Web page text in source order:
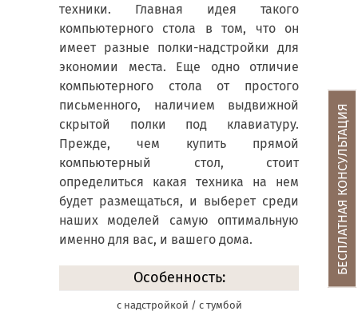
техники. Главная идея такого
компьютерного стола в том, что он
имеет разные полки-надстройки для
экономии места. Еще одно отличие
компьютерного стола от простого
письменного, наличием выдвижной
скрытой полки под клавиатуру.
Прежде, чем купить прямой
компьютерный стол, стоит
определиться какая техника на нем
будет размещаться, и выберет среди
наших моделей самую оптимальную
именно для вас, и вашего дома.
Особенность:
с надстройкой / с тумбой
БЕСПЛАТНАЯ КОНСУЛЬТАЦИЯ